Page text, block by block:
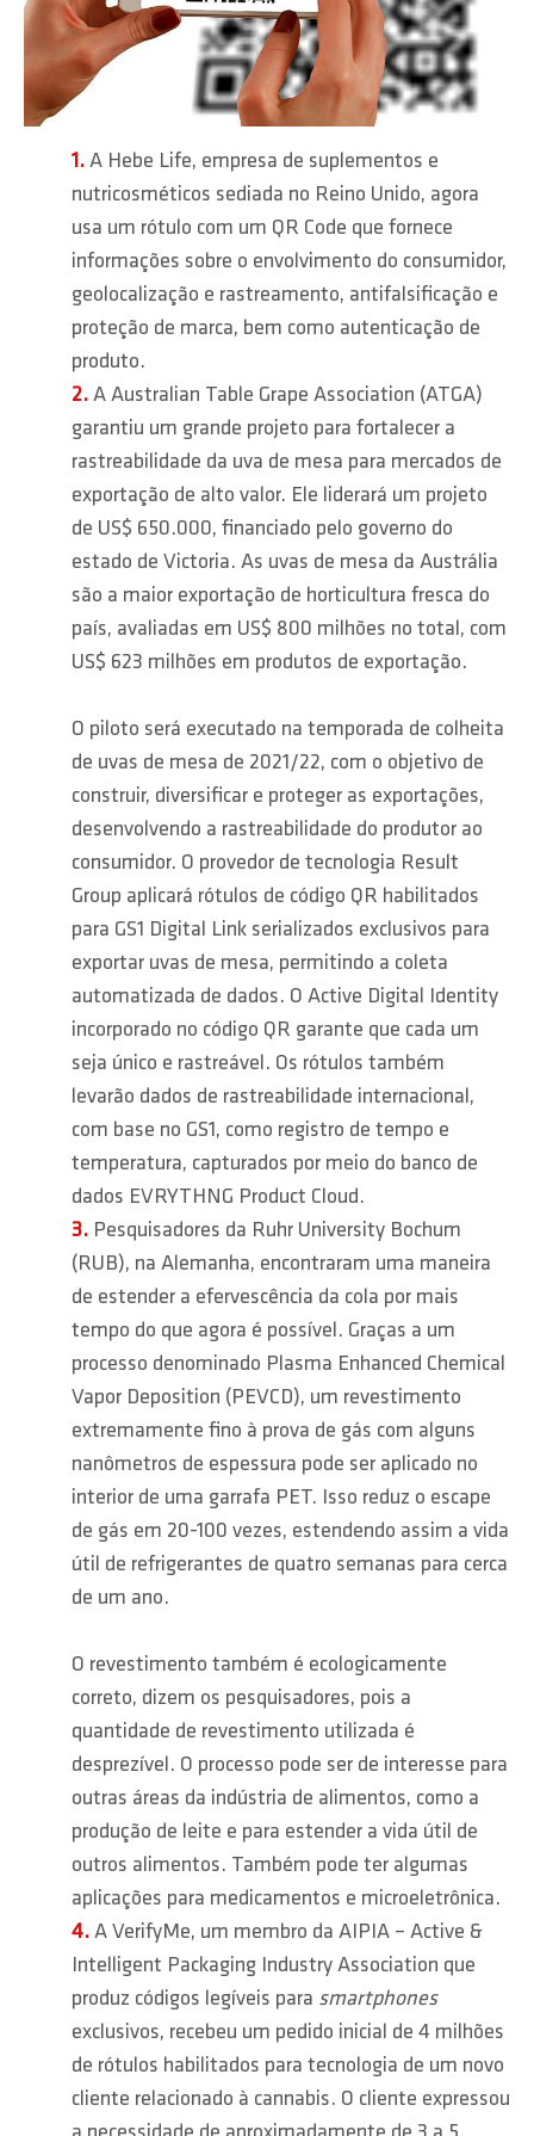
A Hebe Life, empresa de suplementos e
nutricosméticos sediada no Reino Unido, agora
usa um rótulo com um QR Code que fornece
informações sobre o envolvimento do consumidor,
geolocalização e rastreamento, antifalsificação e
proteção de marca, bem como autenticação de
produto.
A Australian Table Grape Association (ATGA)
garantiu um grande projeto para fortalecer a
rastreabilidade da uva de mesa para mercados de
exportação de alto valor. Ele liderará um projeto
de US$ 650.000, financiado pelo governo do
estado de Victoria. As uvas de mesa da Austrália
são a maior exportação de horticultura fresca do
país, avaliadas em US$ 800 milhões no total, com
US$ 623 milhões em produtos de exportação.
O piloto será executado na temporada de colheita
de uvas de mesa de 2021/22, com o objetivo de
construir, diversificar e proteger as exportações,
desenvolvendo a rastreabilidade do produtor ao
consumidor. O provedor de tecnologia Result
Group aplicará rótulos de código QR habilitados
para GS1 Digital Link serializados exclusivos para
exportar uvas de mesa, permitindo a coleta
automatizada de dados. O Active Digital Identity
incorporado no código QR garante que cada um
seja único e rastreável. Os rótulos também
levarão dados de rastreabilidade internacional,
com base no GS1, como registro de tempo e
temperatura, capturados por meio do banco de
dados EVRYTHNG Product Cloud.
Pesquisadores da Ruhr University Bochum
(RUB), na Alemanha, encontraram uma maneira
de estender a efervescência da cola por mais
tempo do que agora é possível. Graças a um
processo denominado Plasma Enhanced Chemical
Vapor Deposition (PEVCD), um revestimento
extremamente fino à prova de gás com alguns
nanômetros de espessura pode ser aplicado no
interior de uma garrafa PET. Isso reduz o escape
de gás em 20-100 vezes, estendendo assim a vida
útil de refrigerantes de quatro semanas para cerca
de um ano.
O revestimento também é ecologicamente
correto, dizem os pesquisadores, pois a
quantidade de revestimento utilizada é
desprezível. O processo pode ser de interesse para
outras áreas da indústria de alimentos, como a
produção de leite e para estender a vida útil de
outros alimentos. Também pode ter algumas
aplicações para medicamentos e microeletrônica.
A VerifyMe, um membro da AIPIA – Active &
Intelligent Packaging Industry Association que
produz códigos legíveis para smartphones
exclusivos, recebeu um pedido inicial de 4 milhões
de rótulos habilitados para tecnologia de um novo
cliente relacionado à cannabis. O cliente expressou